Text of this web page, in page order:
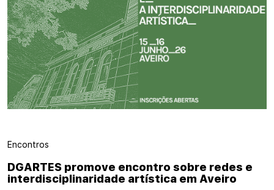
Encontros
DGARTES promove encontro sobre redes e
interdisciplinaridade artística em Aveiro